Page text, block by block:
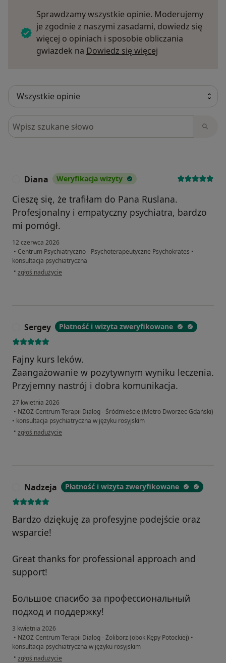
Sprawdzamy wszystkie opinie. Moderujemy
je zgodnie z naszymi zasadami, dowiedz się
więcej o opiniach i sposobie obliczania
gwiazdek na Dowiedz się więcej
Szukaj w opiniach
Diana Weryfikacja wizyty
Cieszę się, że trafiłam do Pana Ruslana.
Profesjonalny i empatyczny psychiatra, bardzo
mi pomógł.
12 czerwca 2026
• Centrum Psychiatryczno - Psychoterapeutyczne Psychokrates •
konsultacja psychiatryczna
• w opinii użytkownika Diana
zgłoś nadużycie
Sergey Płatność i wizyta zweryfikowane
Fajny kurs leków.
Zaangażowanie w pozytywnym wyniku leczenia.
Przyjemny nastrój i dobra komunikacja.
27 kwietnia 2026
• NZOZ Centrum Terapii Dialog - Śródmieście (Metro Dworzec Gdański)
• konsultacja psychiatryczna w języku rosyjskim
• w opinii użytkownika Sergey
zgłoś nadużycie
Nadzeja Płatność i wizyta zweryfikowane
Bardzo dziękuję za profesyjne podejście oraz
wsparcie!
Great thanks for professional approach and
support!
Большое спасибо за профессиональный
подход и поддержку!
3 kwietnia 2026
• NZOZ Centrum Terapii Dialog - Żoliborz (obok Kępy Potockiej) •
konsultacja psychiatryczna w języku rosyjskim
• w opinii użytkownika Nadzeja
zgłoś nadużycie